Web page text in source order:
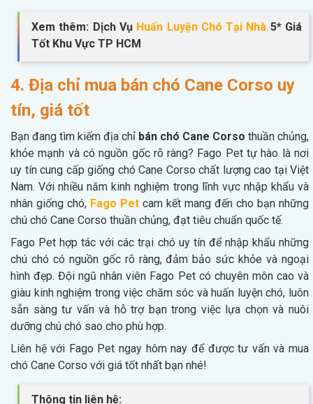
Xem thêm: Dịch Vụ Huấn Luyện Chó Tại Nhà 5* Giá
Tốt Khu Vực TP HCM
4. Địa chỉ mua bán chó Cane Corso uy
tín, giá tốt
Bạn đang tìm kiếm địa chỉ bán chó Cane Corso thuần chủng,
khỏe mạnh và có nguồn gốc rõ ràng? Fago Pet tự hào là nơi
uy tín cung cấp giống chó Cane Corso chất lượng cao tại Việt
Nam. Với nhiều năm kinh nghiệm trong lĩnh vực nhập khẩu và
nhân giống chó, Fago Pet cam kết mang đến cho bạn những
chú chó Cane Corso thuần chủng, đạt tiêu chuẩn quốc tế.
Fago Pet hợp tác với các trại chó uy tín để nhập khẩu những
chú chó có nguồn gốc rõ ràng, đảm bảo sức khỏe và ngoại
hình đẹp. Đội ngũ nhân viên Fago Pet có chuyên môn cao và
giàu kinh nghiệm trong việc chăm sóc và huấn luyện chó, luôn
sẵn sàng tư vấn và hỗ trợ bạn trong việc lựa chọn và nuôi
dưỡng chú chó sao cho phù hợp.
Liên hệ với Fago Pet ngay hôm nay để được tư vấn và mua
chó Cane Corso với giá tốt nhất bạn nhé!
Thông tin liên hệ: